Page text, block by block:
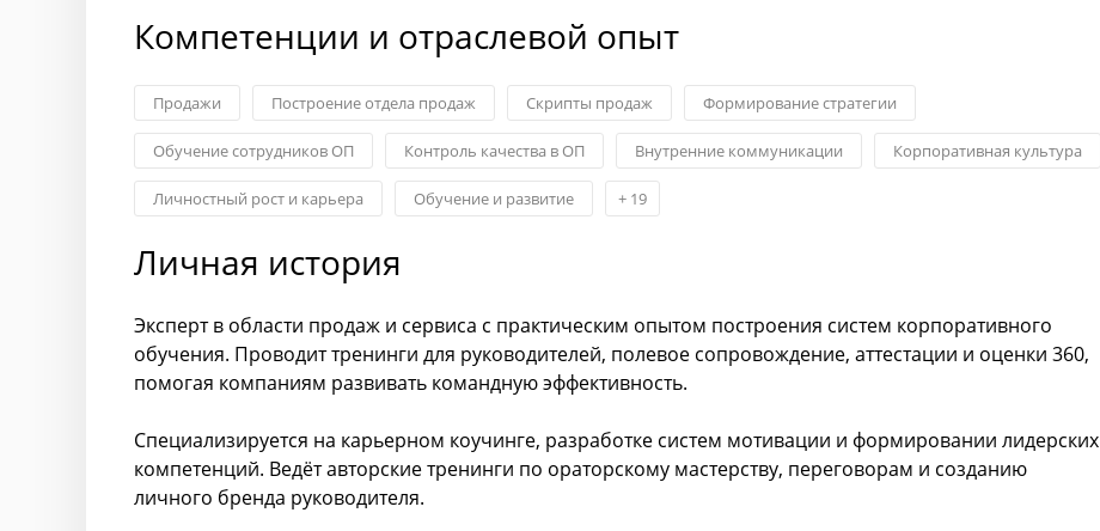
Компетенции и отраслевой опыт
Продажи Построение отдела продаж Скрипты продаж Формирование стратегии
Обучение сотрудников ОП Контроль качества в ОП Внутренние коммуникации Корпоративная культура
Личностный рост и карьера Обучение и развитие + 19
Личная история
Эксперт в области продаж и сервиса с практическим опытом построения систем корпоративного
обучения. Проводит тренинги для руководителей, полевое сопровождение, аттестации и оценки 360,
помогая компаниям развивать командную эффективность.
Специализируется на карьерном коучинге, разработке систем мотивации и формировании лидерских
компетенций. Ведёт авторские тренинги по ораторскому мастерству, переговорам и созданию
личного бренда руководителя.